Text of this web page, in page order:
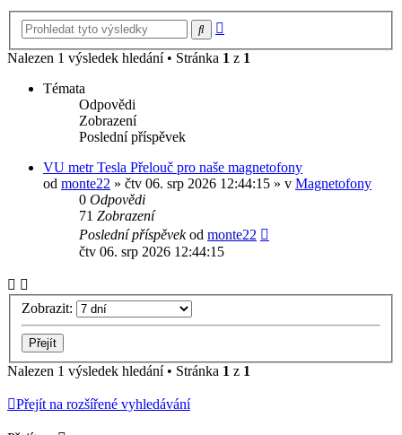
Hledat
Nalezen 1 výsledek hledání • Stránka 1 z 1
Témata
Odpovědi
Zobrazení
Poslední příspěvek
VU metr Tesla Přelouč pro naše magnetofony
od monte22 » čtv 06. srp 2026 12:44:15 » v Magnetofony
0 Odpovědi
71 Zobrazení
Poslední příspěvekod monte22
čtv 06. srp 2026 12:44:15
Zobrazit:
Nalezen 1 výsledek hledání • Stránka 1 z 1
Přejít na rozšířené vyhledávání